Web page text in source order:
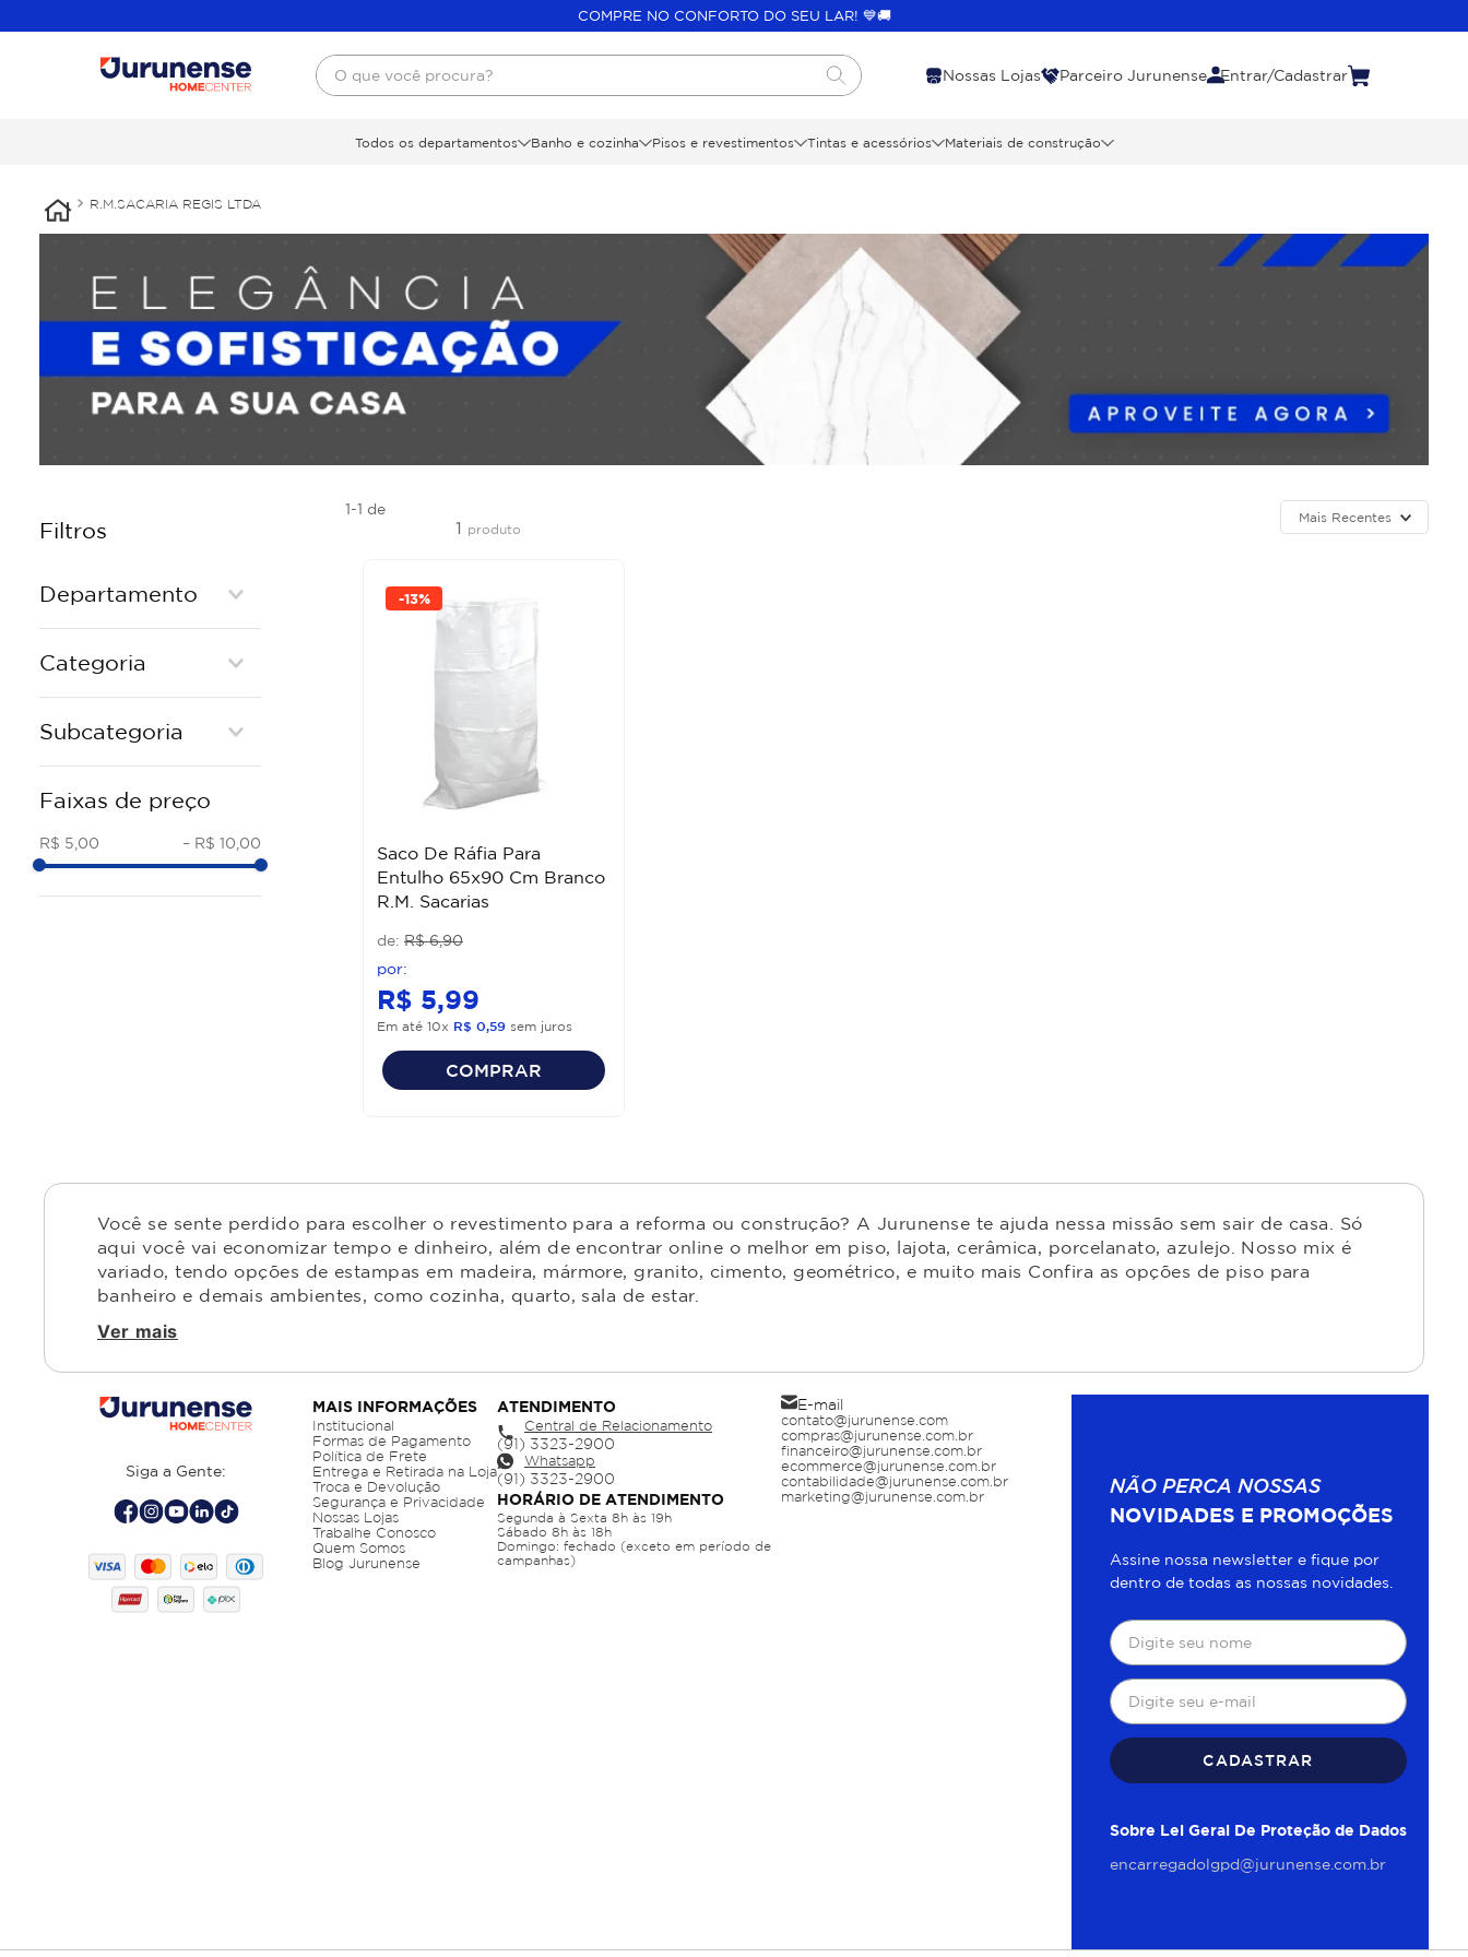
COMPRE NO CONFORTO DO SEU LAR! 💙🚚
O que você procura?
Nossas Lojas Parceiro Jurunense Entrar/Cadastrar
Todos os departamentos Banho e cozinha Pisos e revestimentos Tintas e acessórios Materiais de construção
R.M.SACARIA REGIS LTDA
Filtros
Departamento
Categoria
Subcategoria
Faixas de preço
R$ 5,00 – R$ 10,00
1-1 de
1 produto
Mais Recentes
-13%
Saco De Ráfia Para
Entulho 65x90 Cm Branco
R.M. Sacarias
R$ 6,90
R$ 5,99
Em até 10x R$ 0,59 sem juros
COMPRAR
Você se sente perdido para escolher o revestimento para a reforma ou construção? A Jurunense te ajuda nessa missão sem sair de casa. Só
aqui você vai economizar tempo e dinheiro, além de encontrar online o melhor em piso, lajota, cerâmica, porcelanato, azulejo. Nosso mix é
variado, tendo opções de estampas em madeira, mármore, granito, cimento, geométrico, e muito mais Confira as opções de piso para
banheiro e demais ambientes, como cozinha, quarto, sala de estar.
Ver mais
Siga a Gente:
MAIS INFORMAÇÕES
Institucional
Formas de Pagamento
Política de Frete
Entrega e Retirada na Loja
Troca e Devolução
Segurança e Privacidade
Nossas Lojas
Trabalhe Conosco
Quem Somos
Blog Jurunense
ATENDIMENTO
Central de Relacionamento
Whatsapp
HORÁRIO DE ATENDIMENTO
Segunda à Sexta 8h às 19h
Sábado 8h às 18h
Domingo: fechado (exceto em período de
campanhas)
E-mail
contato@jurunense.com
compras@jurunense.com.br
financeiro@jurunense.com.br
ecommerce@jurunense.com.br
contabilidade@jurunense.com.br
marketing@jurunense.com.br
NÃO PERCA NOSSAS
NOVIDADES E PROMOÇÕES
Assine nossa newsletter e fique por
dentro de todas as nossas novidades.
CADASTRAR
Sobre Lei Geral De Proteção de Dados
encarregadolgpd@jurunense.com.br